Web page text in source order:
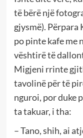
të bërë një
gjysmë). Përpara
po pinte kafe me
vështirë të
Migjeni rrinte
tavolinë për të
nguroi, por duke
ta takuar, i tha:
– Tano, shih, ai